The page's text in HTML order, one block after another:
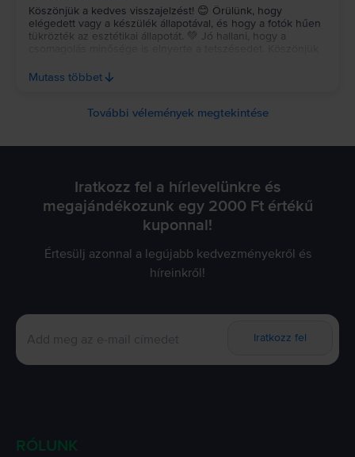
Köszönjük a kedves visszajelzést! 😊 Örülünk, hogy
elégedett vagy a készülék állapotával, és hogy a fotók hűen
tükrözték az esztétikai állapotát. 💚 Jó hallani, hogy a
használatához! ✨ Köszönjük a kedves visszajelzést! 😊
hallani, hogy a csomagolás minősége is elnyerte a
Mutass többet
További vélemények megtekintése
Iratkozz fel a hírlevelünkre és
megajándékozunk egy 2000 Ft értékű
kuponnal!
Értesülj azonnal a legújabb kedvezményekről és
híreinkről!
Iratkozz fel
RÓLUNK